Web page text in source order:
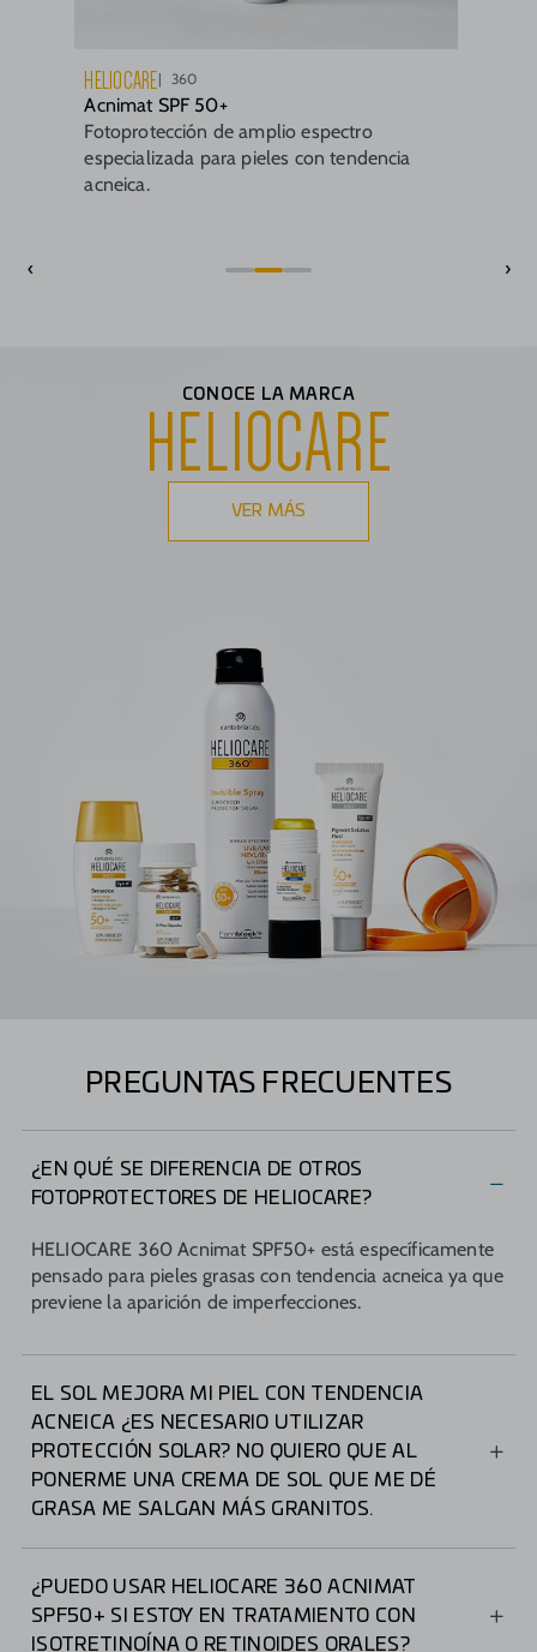
HELIOCARE 360
Acnimat SPF 50+
Fotoprotección de amplio espectro
especializada para pieles con tendencia
acneica.
‹ ›
CONOCE LA MARCA
HELIOCARE
VER MÁS
PREGUNTAS FRECUENTES
¿EN QUÉ SE DIFERENCIA DE OTROS
FOTOPROTECTORES DE HELIOCARE?
HELIOCARE 360 Acnimat SPF50+ está específicamente
pensado para pieles grasas con tendencia acneica ya que
previene la aparición de imperfecciones.
EL SOL MEJORA MI PIEL CON TENDENCIA
ACNEICA ¿ES NECESARIO UTILIZAR
PROTECCIÓN SOLAR? NO QUIERO QUE AL
PONERME UNA CREMA DE SOL QUE ME DÉ
GRASA ME SALGAN MÁS GRANITOS.
realidad el sol irrita y puede engrosar la piel, lo que
puede provocar un empeoramiento del acné. Además la
exposición al sol puede provocar hiperpigmentación
¿PUEDO USAR HELIOCARE 360 ACNIMAT
SPF50+ SI ESTOY EN TRATAMIENTO CON
ISOTRETINOÍNA O RETINOIDES ORALES?